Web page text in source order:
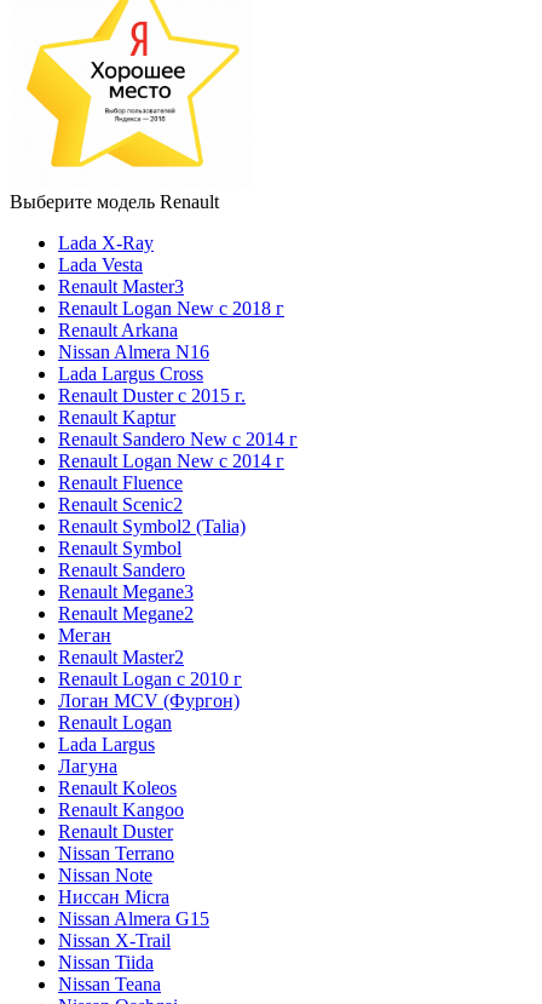
Выберите модель Renault
Lada X-Ray
Lada Vesta
Renault Master3
Renault Logan New с 2018 г
Renault Arkana
Nissan Almera N16
Lada Largus Cross
Renault Duster с 2015 г.
Renault Kaptur
Renault Sandero New с 2014 г
Renault Logan New с 2014 г
Renault Fluence
Renault Scenic2
Renault Symbol2 (Talia)
Renault Symbol
Renault Sandero
Renault Megane3
Renault Megane2
Меган
Renault Master2
Renault Logan c 2010 г
Логан МСV (Фургон)
Renault Logan
Lada Largus
Лагуна
Renault Koleos
Renault Kangoo
Renault Duster
Nissan Terrano
Nissan Note
Ниссан Micra
Nissan Almera G15
Nissan X-Trail
Nissan Tiida
Nissan Teana